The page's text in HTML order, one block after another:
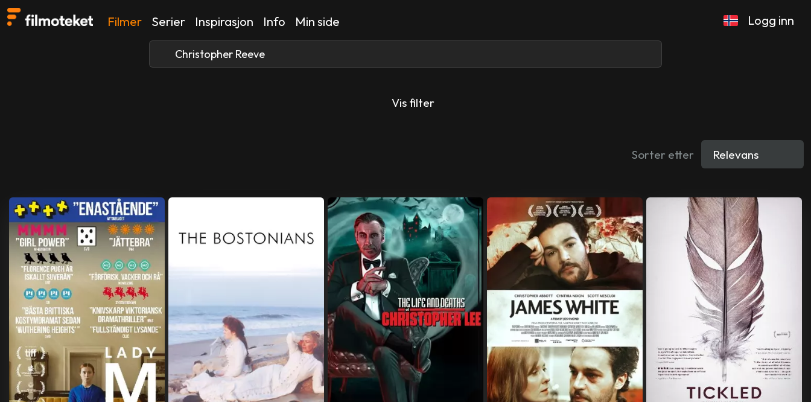
Filmer Serier Inspirasjon Info Min side Logg inn
Vis filter
Sorter etter